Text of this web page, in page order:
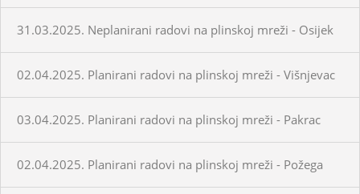
31.03.2025. Neplanirani radovi na plinskoj mreži - Osijek
02.04.2025. Planirani radovi na plinskoj mreži - Višnjevac
03.04.2025. Planirani radovi na plinskoj mreži - Pakrac
02.04.2025. Planirani radovi na plinskoj mreži - Požega